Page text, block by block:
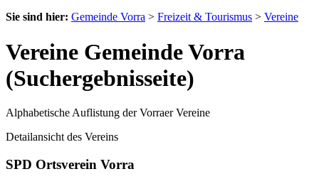
Sie sind hier: Gemeinde Vorra > Freizeit & Tourismus > Vereine
Vereine Gemeinde Vorra
(Suchergebnisseite)
Alphabetische Auflistung der Vorraer Vereine
Detailansicht des Vereins
SPD Ortsverein Vorra